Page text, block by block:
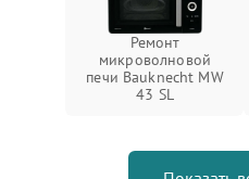
Ремонт
микроволновой
печи Bauknecht MW
43 SL